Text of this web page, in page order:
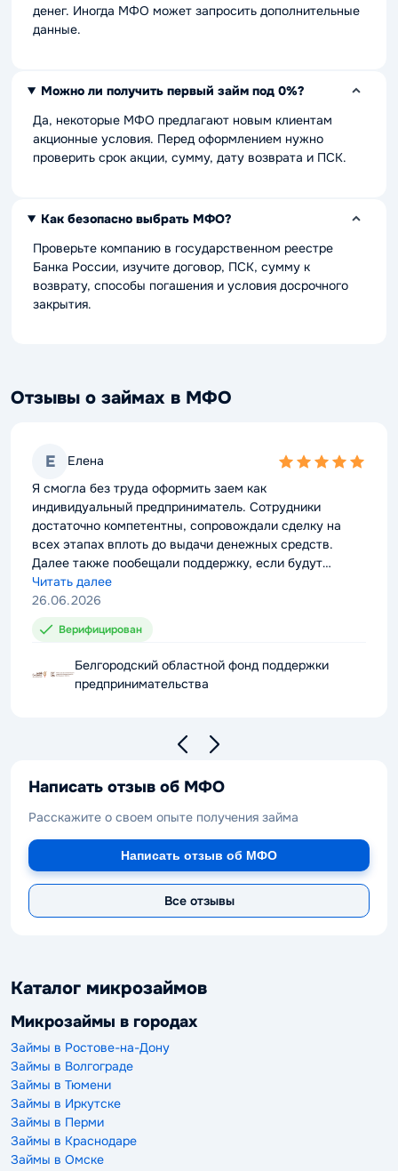
денег. Иногда МФО может запросить дополнительные
данные.
Можно ли получить первый займ под 0%?
Да, некоторые МФО предлагают новым клиентам
акционные условия. Перед оформлением нужно
проверить срок акции, сумму, дату возврата и ПСК.
Как безопасно выбрать МФО?
Проверьте компанию в государственном реестре
Банка России, изучите договор, ПСК, сумму к
возврату, способы погашения и условия досрочного
закрытия.
Отзывы о займах в МФО
Е Елена
5,0
Я смогла без труда оформить заем как
индивидуальный предприниматель. Сотрудники
достаточно компетентны, сопровождали сделку на
всех этапах вплоть до выдачи денежных средств.
Далее также пообещали поддержку, если будут
проблемы с выплатой долга. Можно смело
рекомендовать компанию к сотрудничеству.
Читать далее
26.06.2026
Верифицирован
Белгородский областной фонд поддержки
предпринимательства
Написать отзыв об МФО
Расскажите о своем опыте получения займа
Написать отзыв об МФО
Все отзывы
Каталог микрозаймов
Микрозаймы в городах
Займы в Ростове-на-Дону
Займы в Волгограде
Займы в Тюмени
Займы в Иркутске
Займы в Перми
Займы в Краснодаре
Займы в Омске